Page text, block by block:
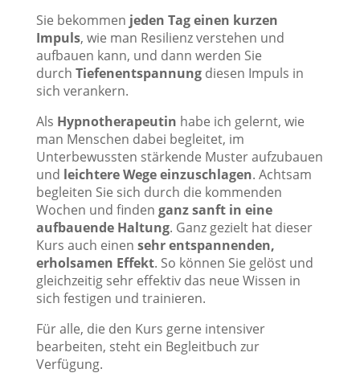
Sie bekommen jeden Tag einen kurzen
Impuls, wie man Resilienz verstehen und
aufbauen kann, und dann werden Sie
durch Tiefenentspannungdiesen Impuls in
sich verankern.
Als Hypnotherapeutin habe ich gelernt, wie
man Menschen dabei begleitet, im
Unterbewussten stärkende Muster aufzubauen
und leichtere Wege einzuschlagen. Achtsam
begleiten Sie sich durch die kommenden
Wochen und finden ganz sanft in eine
aufbauende Haltung. Ganz gezielt hat dieser
Kurs auch einen sehr entspannenden,
erholsamen Effekt. So können Sie gelöst und
gleichzeitig sehr effektiv das neue Wissen in
sich festigen und trainieren.
Für alle, die den Kurs gerne intensiver
bearbeiten, steht ein Begleitbuch zur
Verfügung.